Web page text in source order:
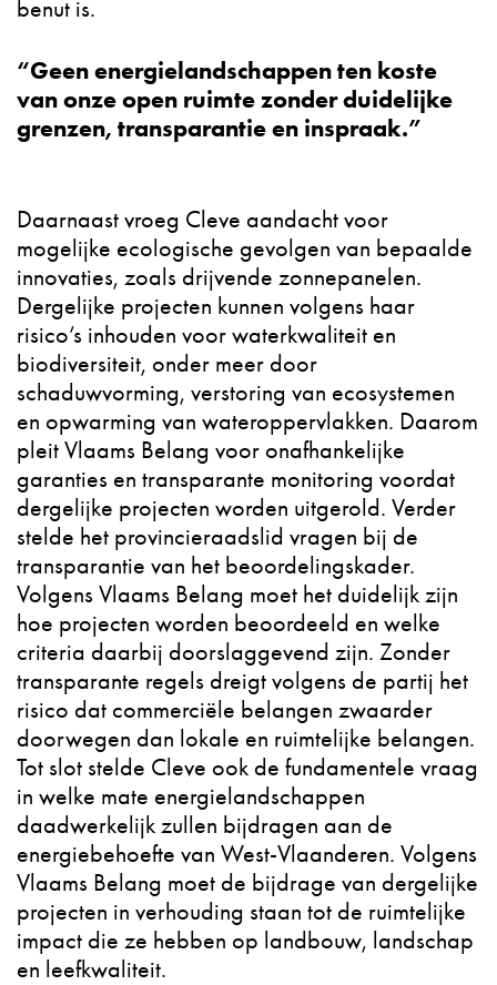
benut is.
“Geen energielandschappen ten koste
van onze open ruimte zonder duidelijke
grenzen, transparantie en inspraak.”
Daarnaast vroeg Cleve aandacht voor
mogelijke ecologische gevolgen van bepaalde
innovaties, zoals drijvende zonnepanelen.
Dergelijke projecten kunnen volgens haar
risico’s inhouden voor waterkwaliteit en
biodiversiteit, onder meer door
schaduwvorming, verstoring van ecosystemen
en opwarming van wateroppervlakken. Daarom
pleit Vlaams Belang voor onafhankelijke
garanties en transparante monitoring voordat
dergelijke projecten worden uitgerold. Verder
stelde het provincieraadslid vragen bij de
transparantie van het beoordelingskader.
Volgens Vlaams Belang moet het duidelijk zijn
hoe projecten worden beoordeeld en welke
criteria daarbij doorslaggevend zijn. Zonder
transparante regels dreigt volgens de partij het
risico dat commerciële belangen zwaarder
doorwegen dan lokale en ruimtelijke belangen.
Tot slot stelde Cleve ook de fundamentele vraag
in welke mate energielandschappen
daadwerkelijk zullen bijdragen aan de
energiebehoefte van West-Vlaanderen. Volgens
Vlaams Belang moet de bijdrage van dergelijke
projecten in verhouding staan tot de ruimtelijke
impact die ze hebben op landbouw, landschap
en leefkwaliteit.